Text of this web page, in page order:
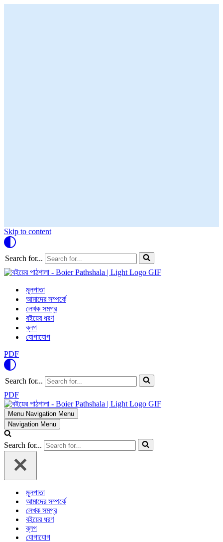
Skip to content
Search for...
মূলপাতা
আমাদের সম্পর্কে
লেখক সমগ্র
বইয়ের ধরণ
ব্লগ
যোগাযোগ
PDF
Search for...
PDF
Menu Navigation Menu
Navigation Menu
Search for...
মূলপাতা
আমাদের সম্পর্কে
লেখক সমগ্র
বইয়ের ধরণ
ব্লগ
যোগাযোগ